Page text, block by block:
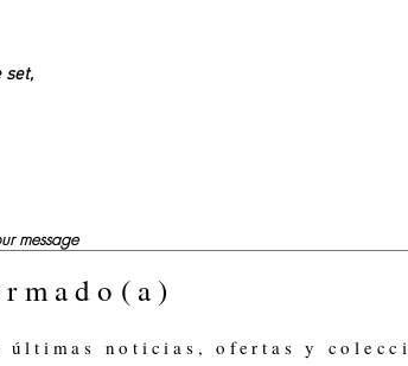
set,
message
noticias, ofertas y